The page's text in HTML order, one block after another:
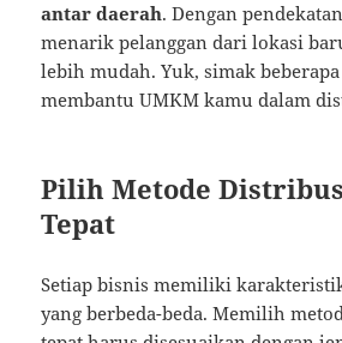
antar daerah. Dengan
menarik pelanggan dari lokasi
lebih mudah. Yuk, simak
membantu UMKM kamu dalam
Pilih Metode
Tepat
Setiap bisnis memiliki
yang berbeda-beda. Memilih